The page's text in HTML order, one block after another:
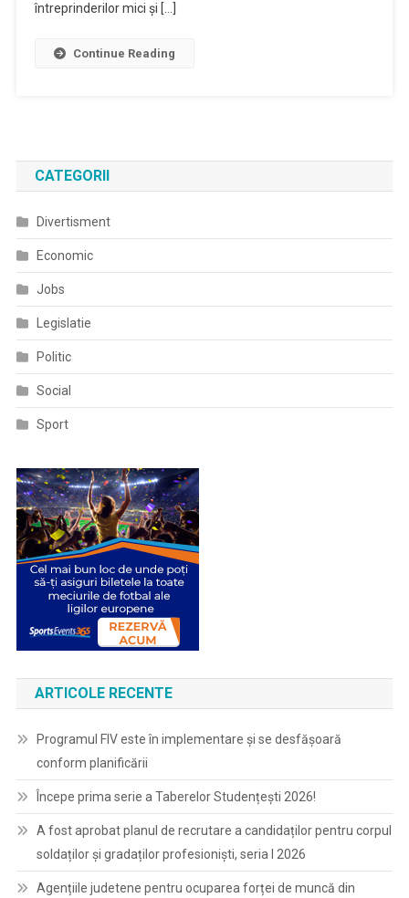
întreprinderilor mici și […]
Continue Reading
CATEGORII
Divertisment
Economic
Jobs
Legislatie
Politic
Social
Sport
ARTICOLE RECENTE
Programul FIV este în implementare și se desfășoară
conform planificării
Începe prima serie a Taberelor Studențești 2026!
A fost aprobat planul de recrutare a candidaților pentru corpul
soldaților și gradaților profesioniști, seria I 2026
Agențiile judetene pentru ocuparea forței de muncă din